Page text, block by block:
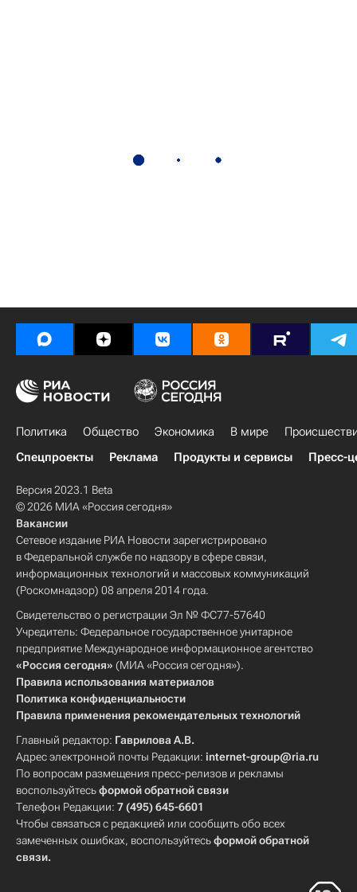
Политика Общество Экономика В мире
Спецпроекты
Реклама Продукты и сервисы Пресс-
Версия 2023.1 Beta
© 2026 МИА «Россия сегодня»
Вакансии
Сетевое издание РИА Новости зарегистрировано
в Федеральной службе по надзору в сфере связи,
информационных технологий и массовых коммуникаций
(Роскомнадзор) 08 апреля 2014 года.
Свидетельство о регистрации Эл № ФС77-57640
Учредитель: Федеральное государственное унитарное
предприятие Международное информационное агентство
«Россия сегодня» (МИА «Россия сегодня»).
Правила использования материалов
Политика конфиденциальности
Правила применения рекомендательных технологий
Главный редактор: Гаврилова А.В.
Адрес электронной почты Редакции: internet-group@ria.ru
По вопросам размещения пресс-релизов и рекламы
воспользуйтесьформой обратной связи
Телефон Редакции: 7 (495) 645-6601
Чтобы связаться с редакцией или сообщить обо всех
замеченных ошибках, воспользуйтесьформой обратной
связи.